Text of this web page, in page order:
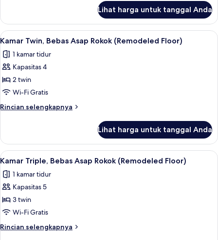
Rokok
(Remodeled
Floor)
Kamar
Single
Standar,
Asap
Rokok
Floor)
Lihat harga untuk tanggal Anda
Lihat
semua
foto
untuk
Kamar
Twin,
Bebas
Asap
(Remodeled
Floor)
Tirai kedap cahaya, Wi-Fi gratis, dan
8
Kamar Twin, Bebas Asap Rokok (Remodeled Floor)
1 kamar tidur
Kapasitas 4
2 twin
Wi-Fi Gratis
Rincian selengkapnya
Rincian
Kamar
Twin,
Bebas
Rokok
(Remodeled
Lihat harga untuk tanggal Anda
Lihat
semua
foto
untuk
Kamar
Triple,
Bebas
Asap
Tirai kedap cahaya, Wi-Fi gratis, dan
7
Kamar Triple, Bebas Asap Rokok (Remodeled Floor)
1 kamar tidur
Kapasitas 5
3 twin
Wi-Fi Gratis
Rincian selengkapnya
Rincian